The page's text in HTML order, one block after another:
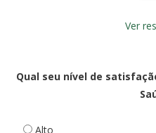
Ver
Qual seu nível de
Alto